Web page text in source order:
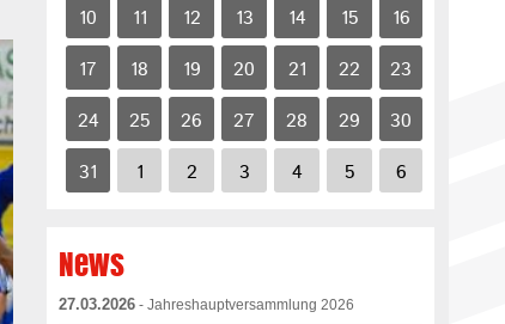
10 11 12 13 14 15 16
17 18 19 20 21 22 23
24 25 26 27 28 29 30
31 1 2 3 4 5 6
News
27.03.2026 - Jahreshauptversammlung 2026